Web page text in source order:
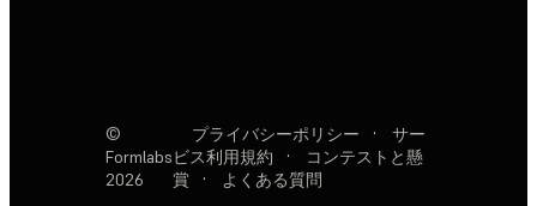
©
Formlabs
2026
プライバシーポリシー ·
サー
ビス利用規約
·
コンテストと懸
賞
· よくある質問